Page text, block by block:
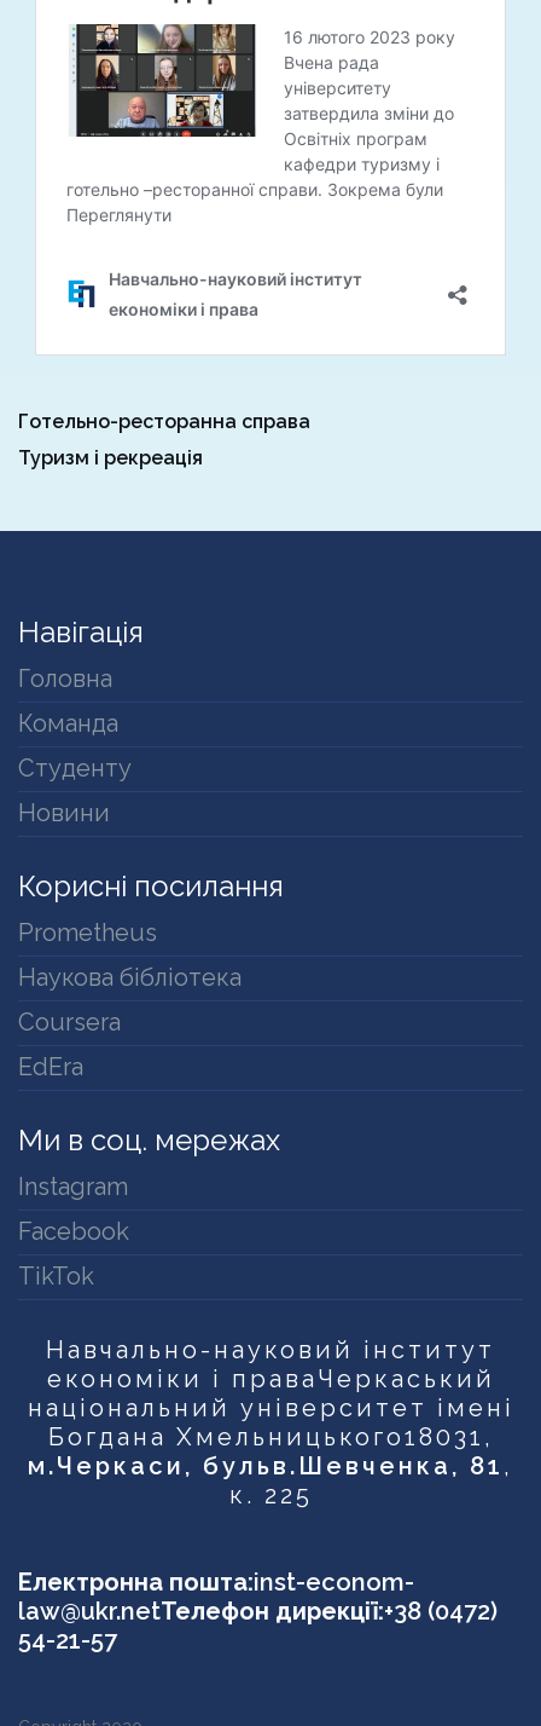
Готельно-ресторанна справа
Туризм і рекреація
Навігація
Головна
Команда
Студенту
Новини
Корисні посилання
Prometheus
Наукова бібліотека
Coursera
EdEra
Ми в соц. мережах
Instagram
Facebook
TikTok
Навчально-науковий інститут
економіки і права Черкаський
національний університет імені
Богдана Хмельницького18031,
м.Черкаси, бульв.Шевченка, 81 ,
к. 225
Електронна пошта:inst-econom-
law@ukr.netТелефон дирекції:+38 (0472)
54-21-57